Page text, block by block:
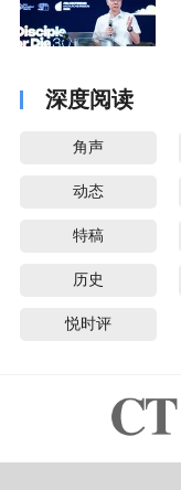
深度阅读
角声
动态
特稿
历史
悦时评